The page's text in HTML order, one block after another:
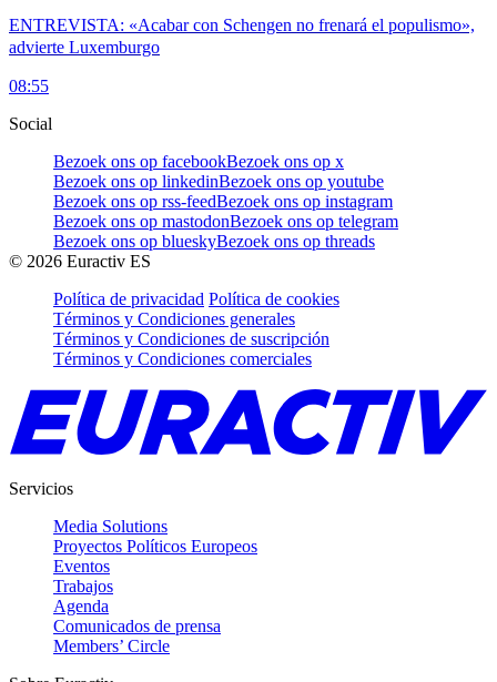
ENTREVISTA: «Acabar con Schengen no frenará el populismo»,
advierte Luxemburgo
08:55
Social
Bezoek ons op facebookBezoek ons op x
Bezoek ons op linkedinBezoek ons op youtube
Bezoek ons op rss-feedBezoek ons op instagram
Bezoek ons op mastodonBezoek ons op telegram
Bezoek ons op blueskyBezoek ons op threads
© 2026 Euractiv ES
Política de privacidad Política de cookies
Términos y Condiciones generales
Términos y Condiciones de suscripción
Términos y Condiciones comerciales
Servicios
Media Solutions
Proyectos Políticos Europeos
Eventos
Trabajos
Agenda
Comunicados de prensa
Members’ Circle